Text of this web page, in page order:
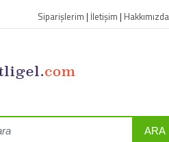
Siparişlerim | İletişim | Hakkımızda
ARA